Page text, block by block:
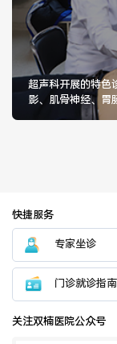
门诊就诊指
医院布局
出/入院服
院内新闻
公示公告
超声科开展的特色
影、肌骨神经、胃
快捷服务
专家坐诊
门诊就诊指南
关注双楠医院公众号